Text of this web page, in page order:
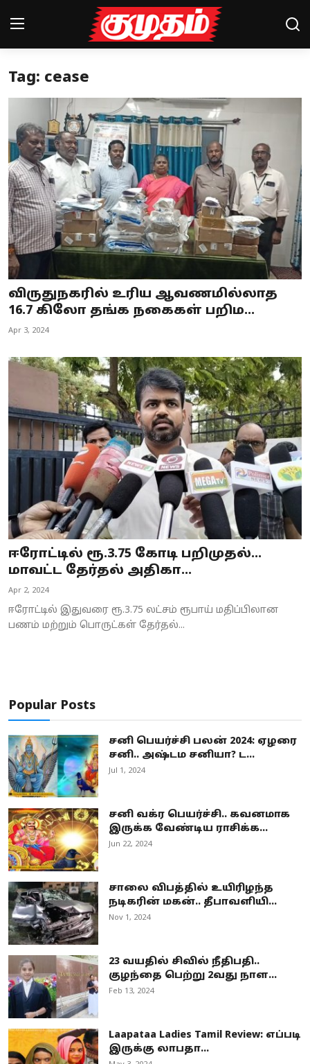
Home
Magazines
Games
Cinema
Videos
Health
Sports
Special Story
Business
Crime
Tamilnadu
National
World
Astrology
Spirituality
Weather
Politics
Tag: cease
விருதுநகரில் உரிய ஆவணமில்லாத
16.7 கிலோ தங்க நகைகள் பறிம...
Apr 3, 2024
ஈரோட்டில் ரூ.3.75 கோடி பறிமுதல்...
மாவட்ட தேர்தல் அதிகா...
Apr 2, 2024
ஈரோட்டில் இதுவரை ரூ.3.75 லட்சம் ரூபாய் மதிப்பிலான
பணம் மற்றும் பொருட்கள் தேர்தல்...
Popular Posts
சனி பெயர்ச்சி பலன் 2024: ஏழரை
சனி.. அஷ்டம சனியா? ட...
Jul 1, 2024
சனி வக்ர பெயர்ச்சி.. கவனமாக
இருக்க வேண்டிய ராசிக்க...
Jun 22, 2024
சாலை விபத்தில் உயிரிழந்த
நடிகரின் மகன்.. தீபாவளியி...
Nov 1, 2024
23 வயதில் சிவில் நீதிபதி..
குழந்தை பெற்று 2வது நாள...
Feb 13, 2024
Laapataa Ladies Tamil Review: எப்படி
இருக்கு லாபதா...